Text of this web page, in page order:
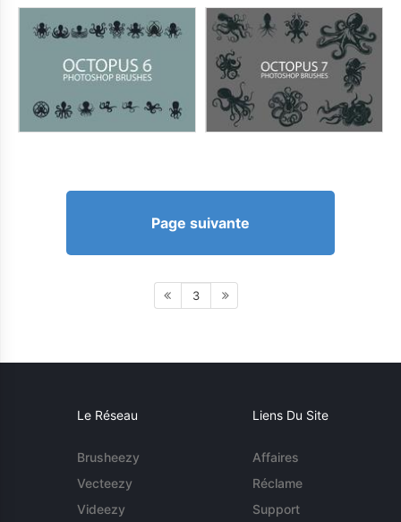
Page suivante
3
Le Réseau
Brusheezy
Vecteezy
Videezy
Liens Du Site
Affaires
Réclame
Support